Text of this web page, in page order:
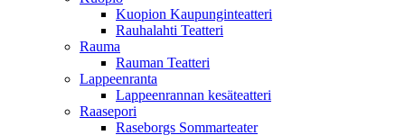
Kuopion Kaupunginteatteri
Rauhalahti Teatteri
Rauma
Rauman Teatteri
Lappeenranta
Lappeenrannan kesäteatteri
Raasepori
Raseborgs Sommarteater